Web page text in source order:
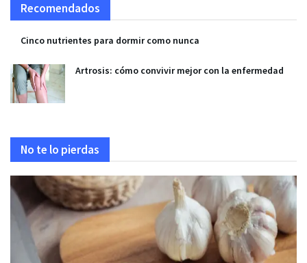
Recomendados
Cinco nutrientes para dormir como nunca
Artrosis: cómo convivir mejor con la enfermedad
No te lo pierdas